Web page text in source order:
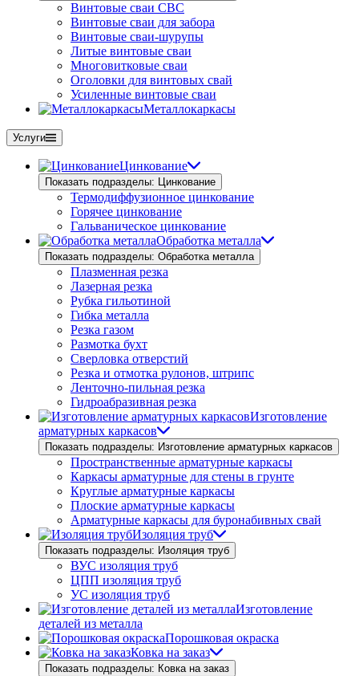
Винтовые сваи СВС
Винтовые сваи для забора
Винтовые сваи-шурупы
Литые винтовые сваи
Многовитковые сваи
Оголовки для винтовых свай
Усиленные винтовые сваи
Металлокаркасы
Услуги
Цинкование
Показать подразделы: Цинкование
Термодиффузионное цинкование
Горячее цинкование
Гальваническое цинкование
Обработка металла
Показать подразделы: Обработка металла
Плазменная резка
Лазерная резка
Рубка гильотиной
Гибка металла
Резка газом
Размотка бухт
Сверловка отверстий
Резка и отмотка рулонов, штрипс
Ленточно-пильная резка
Гидроабразивная резка
Изготовление
арматурных каркасов
Показать подразделы: Изготовление арматурных каркасов
Пространственные арматурные каркасы
Каркасы арматурные для стены в грунте
Круглые арматурные каркасы
Плоские арматурные каркасы
Арматурные каркасы для буронабивных свай
Изоляция труб
Показать подразделы: Изоляция труб
ВУС изоляция труб
ЦПП изоляция труб
УС изоляция труб
Изготовление
деталей из металла
Порошковая окраска
Ковка на заказ
Показать подразделы: Ковка на заказ